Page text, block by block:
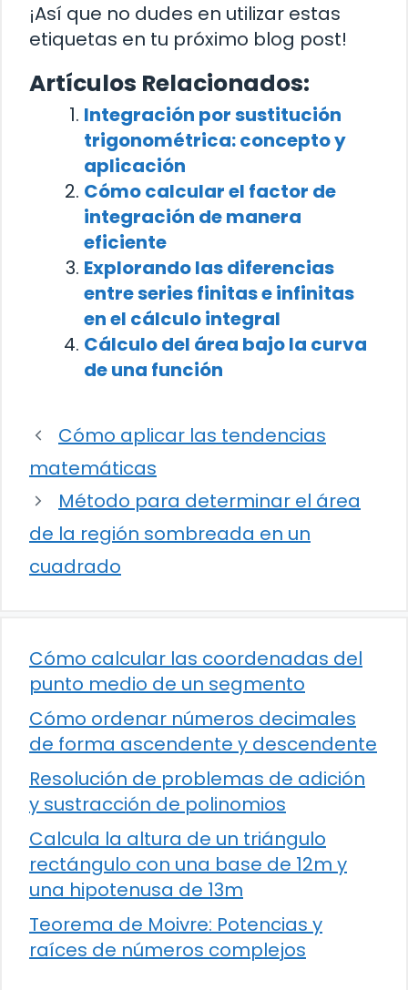
¡Así que no dudes en utilizar estas
etiquetas en tu próximo blog post!
Artículos Relacionados:
Integración por sustitución
trigonométrica: concepto y
aplicación
Cómo calcular el factor de
integración de manera
eficiente
Explorando las diferencias
entre series finitas e infinitas
en el cálculo integral
Cálculo del área bajo la curva
de una función
Cómo aplicar las tendencias
matemáticas
Método para determinar el área
de la región sombreada en un
cuadrado
Cómo calcular las coordenadas del
punto medio de un segmento
Cómo ordenar números decimales
de forma ascendente y descendente
Resolución de problemas de adición
y sustracción de polinomios
Calcula la altura de un triángulo
rectángulo con una base de 12m y
una hipotenusa de 13m
Teorema de Moivre: Potencias y
raíces de números complejos